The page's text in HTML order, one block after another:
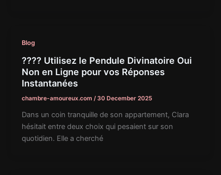
Blog
???? Utilisez le Pendule Divinatoire Oui
Non en Ligne pour vos Réponses
Instantanées
chambre-amoureux.com / 30 December 2025
Dans un coin tranquille de son appartement, Clara
hésitait entre deux choix qui pesaient sur son
quotidien. Elle a cherché